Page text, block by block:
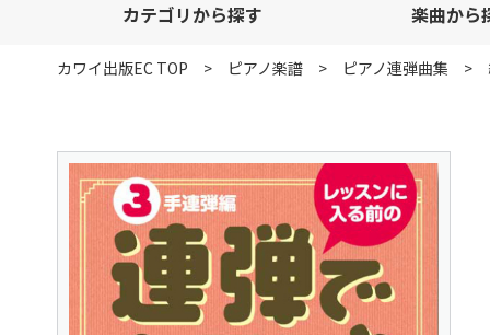
カテゴリから探す 楽曲から
カワイ出版EC TOP ピアノ楽譜 ピアノ連弾曲集